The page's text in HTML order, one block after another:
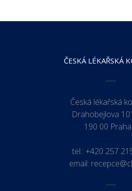
ČESKÁ LÉKAŘSKÁ
Česká lékařská
Drahobejlova
190 00
tel.: +420 257
email: